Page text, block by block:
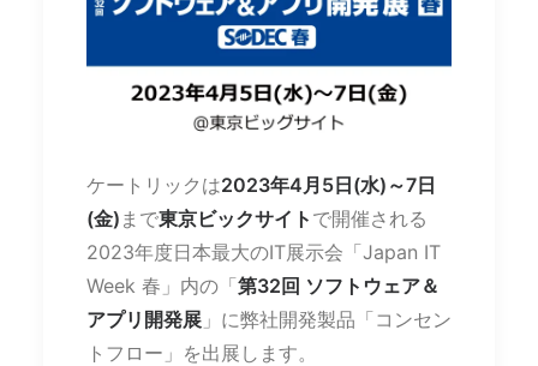
ケートリックは2023年4月5日(水)～7日
(金) まで東京ビックサイト で開催される
2023年度日本最大のIT展示会「Japan IT
Week 春」内の「第32回 ソフトウェア＆
アプリ開発展 」に弊社開発製品「コンセン
トフロー」を出展します。